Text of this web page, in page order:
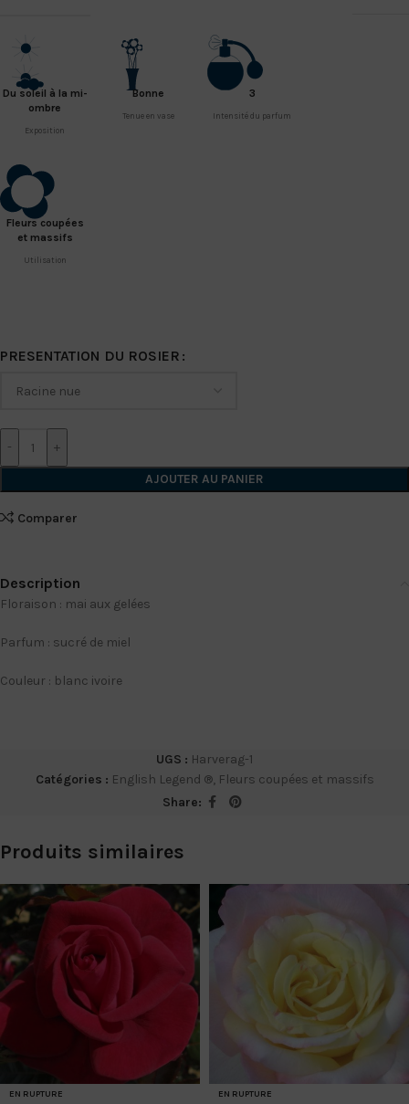
Du soleil à la mi-
ombre
Exposition
Bonne
Tenue en vase
3
Intensité du parfum
Fleurs coupées
et massifs
Utilisation
PRESENTATION DU ROSIER
- +
AJOUTER AU PANIER
Comparer
Description
Floraison : mai aux gelées
Parfum : sucré de miel
Couleur : blanc ivoire
UGS : Harverag-1
Catégories : English Legend ®, Fleurs coupées et massifs
Share:
Produits similaires
EN RUPTURE EN RUPTURE